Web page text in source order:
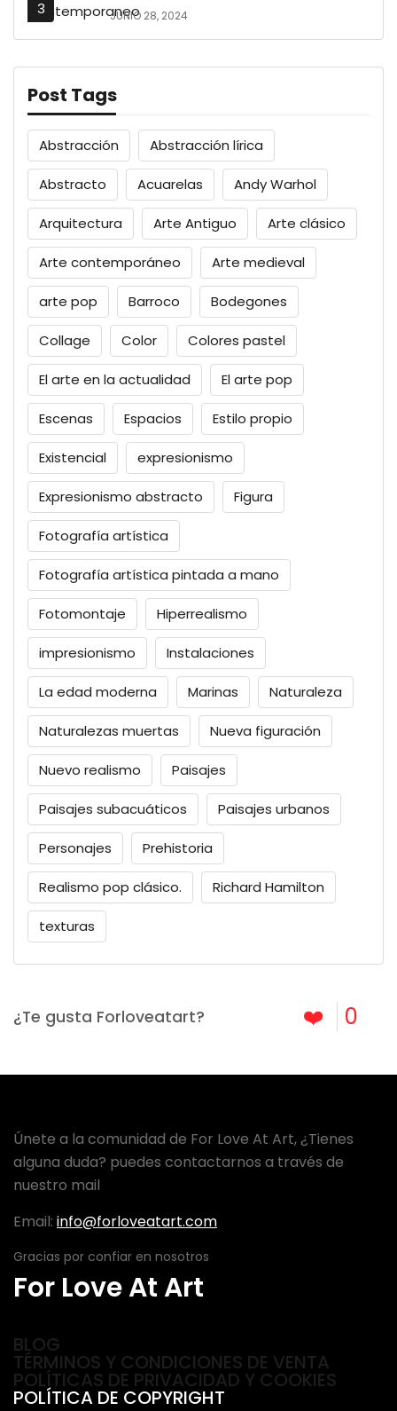
JUNIO 28, 2024
Post Tags
Abstracción Abstracción lírica
Abstracto Acuarelas Andy Warhol
Arquitectura Arte Antiguo Arte clásico
Arte contemporáneo Arte medieval
arte pop Barroco Bodegones
Collage Color Colores pastel
El arte en la actualidad El arte pop
Escenas Espacios Estilo propio
Existencial expresionismo
Expresionismo abstracto Figura
Fotografía artística
Fotografía artística pintada a mano
Fotomontaje Hiperrealismo
impresionismo Instalaciones
La edad moderna Marinas Naturaleza
Naturalezas muertas Nueva figuración
Nuevo realismo Paisajes
Paisajes subacuáticos Paisajes urbanos
Personajes Prehistoria
Realismo pop clásico. Richard Hamilton
texturas
¿Te gusta Forloveatart? ❤️ 0
Únete a la comunidad de For Love At Art, ¿Tienes
alguna duda? puedes contactarnos a través de
nuestro mail
Email: info@forloveatart.com
Gracias por confiar en nosotros
For Love At Art
BLOG
TÉRMINOS Y CONDICIONES DE VENTA
POLÍTICAS DE PRIVACIDAD Y COOKIES
POLÍTICA DE COPYRIGHT